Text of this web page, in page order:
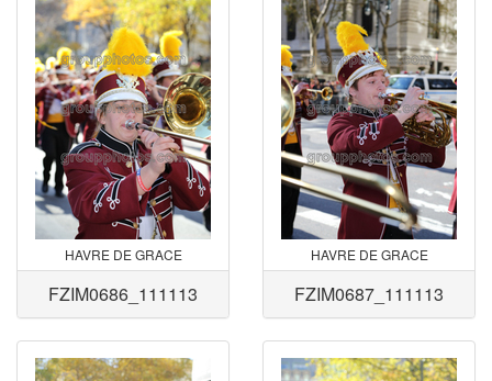
HAVRE DE GRACE
FZIM0686_111113
HAVRE DE GRACE
FZIM0687_111113